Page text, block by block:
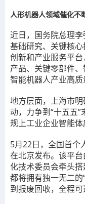
人形机器人领域催化不
近日，国务院总理
基础研究、关键核
创新和产业服务平
产品、关键零部件
智能机器人产业高质
地方层面，上海市
动，力争到“十五五”
规上工业企业智能体
5月22日，全国首个
在北京发布。该平
化技术委员会牵头搭
都将拥有独一无二
到报废回收，全程可